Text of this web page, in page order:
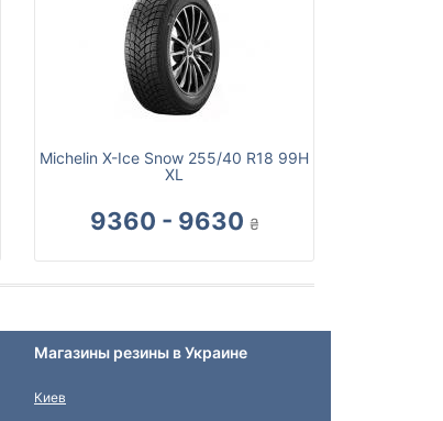
Michelin X-Ice Snow 255/40 R18 99H
XL
9360 - 9630 ₴
Магазины резины в Украине
Киев